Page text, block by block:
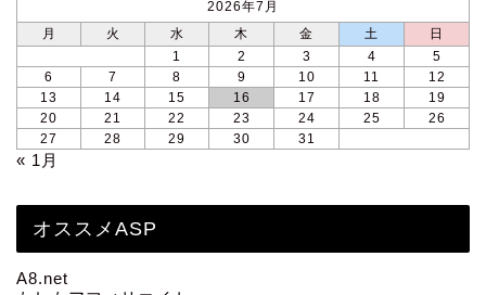
2026年7月
月
火 水 木 金 土
日
1
2 3 4
5
6
7 8 9 10 11
12
13
14 15 16 17 18
19
20
21 22 23 24 25
26
27
28 29 30 31
« 1月
オススメASP
A8.net